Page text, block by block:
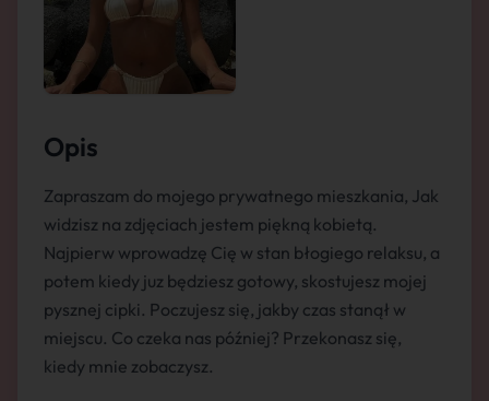
Opis
Zapraszam do mojego prywatnego mieszkania, Jak
widzisz na zdjęciach jestem piękną kobietą.
Najpierw wprowadzę Cię w stan błogiego relaksu, a
potem kiedy juz będziesz gotowy, skostujesz mojej
pysznej cipki. Poczujesz się, jakby czas stanął w
miejscu. Co czeka nas później? Przekonasz się,
kiedy mnie zobaczysz.